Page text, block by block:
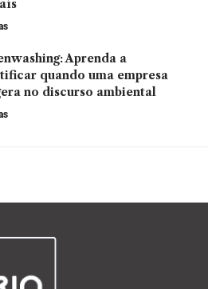
Aprenda a
quando uma empresa
no discurso ambiental